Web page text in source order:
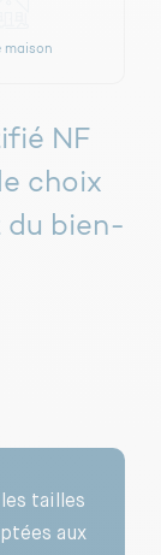
maison
NF
choix
du bien-
tailles
aux